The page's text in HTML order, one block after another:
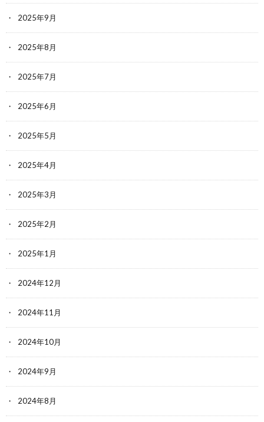
2025年9月
2025年8月
2025年7月
2025年6月
2025年5月
2025年4月
2025年3月
2025年2月
2025年1月
2024年12月
2024年11月
2024年10月
2024年9月
2024年8月